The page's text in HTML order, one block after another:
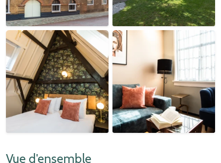
Vue d'ensemble